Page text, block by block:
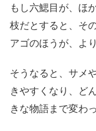
もし六鰓目が、ほ
枝だとすると、そ
アゴのほうが、よ
そうなると、サメ
きやすくなり、ど
きな物語まで変わ